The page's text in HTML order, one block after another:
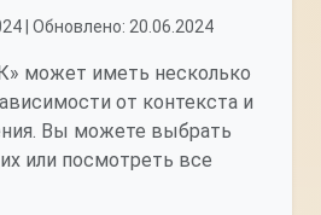
| Обновлено: 20.06.2024
может иметь несколько
от контекста и
Вы можете выбрать
или посмотреть все